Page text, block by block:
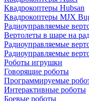
Квадрокоптеры Hubsan
Квадрокоптеры MJX
Радиоуправляемые
Вертолеты в шаре на
Радиоуправляемые
Радиоуправляемые
Роботы игрушки
Говорящие роботы
Программируемые
Интерактивные роботы
Боевые роботы